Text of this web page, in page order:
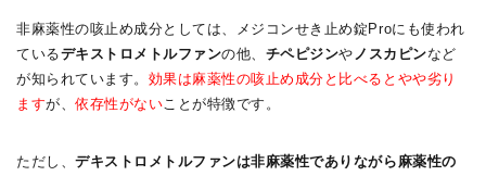
非麻薬性の咳止め成分としては、メジコンせき止め錠Proにも使われ
ているデキストロメトルファンの他、 チペピジンや ノスカピンなど
が知られています。 効果は麻薬性の咳止め成分と比べるとやや劣り
ますが、依存性がない ことが特徴です。
ただし、デキストロメトルファンは非麻薬性でありながら麻薬性の